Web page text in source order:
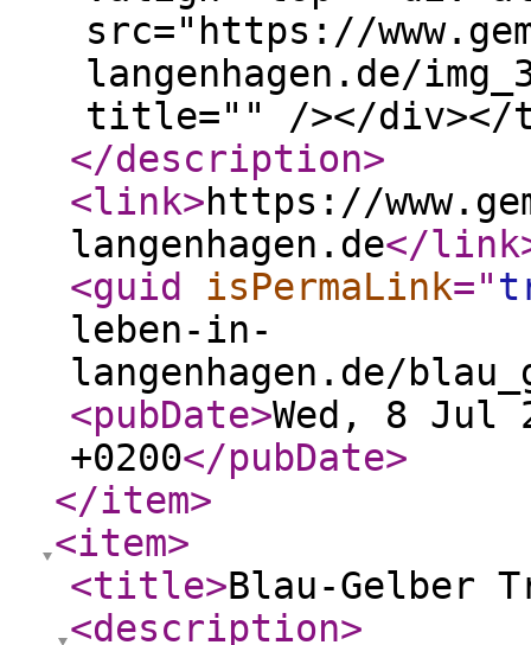
src="https://
langenhagen.de/
title="" /></div></
</description>
<link>https://
langenhagen.de</link
<guid
isPermaLink="
leben-in-
langenhagen.de/
<pubDate>Wed, 8 Jul
+0200</pubDate>
</item>
<item>
<title>Blau-Gelber
<description>